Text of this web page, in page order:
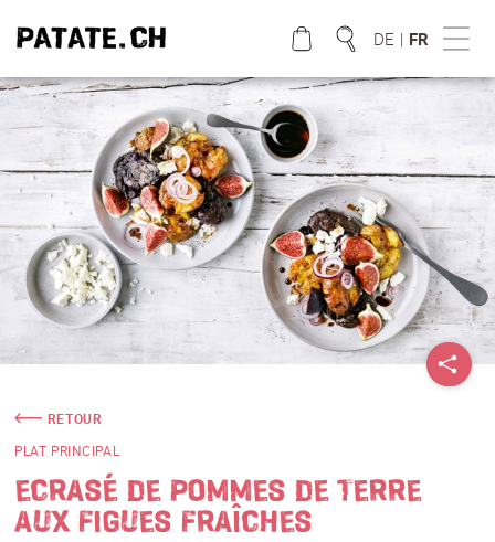
DE | FR
RETOUR
PLAT PRINCIPAL
ECRASÉ DE POMMES DE TERRE
AUX FIGUES FRAÎCHES
QUE CHERCHEZ VOUS?